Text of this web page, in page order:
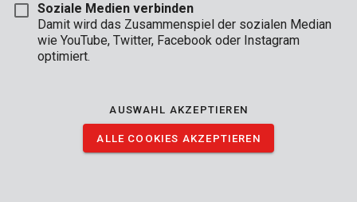
Soziale Medien verbinden
Damit wird das Zusammenspiel der sozialen Median
wie YouTube, Twitter, Facebook oder Instagram
optimiert.
AUSWAHL AKZEPTIEREN
ALLE COOKIES AKZEPTIEREN